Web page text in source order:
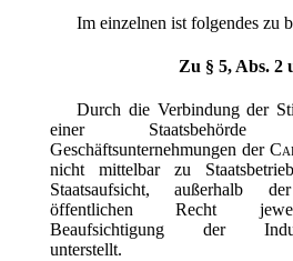
Im einzelnen ist folgendes zu
Zu § 5, Abs. 2
Durch die Verbindung der
einer
Geschäftsunternehmungen der
nicht mittelbar zu
Staatsaufsicht, außerhalb
öffentlichen Recht
Beaufsichtigung der
unterstellt.